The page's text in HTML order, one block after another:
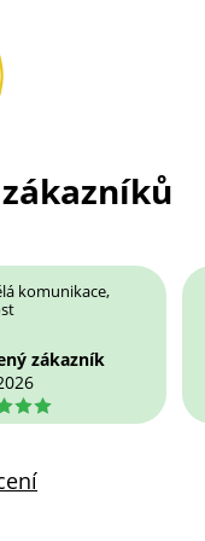
komunikace,
zákazník